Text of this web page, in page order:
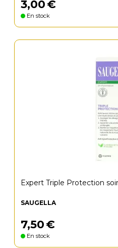
3,00€
En stock
Expert Triple Protection
SAUGELLA
7,50€
En stock